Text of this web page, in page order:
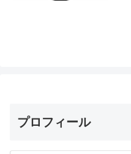
プロフィール